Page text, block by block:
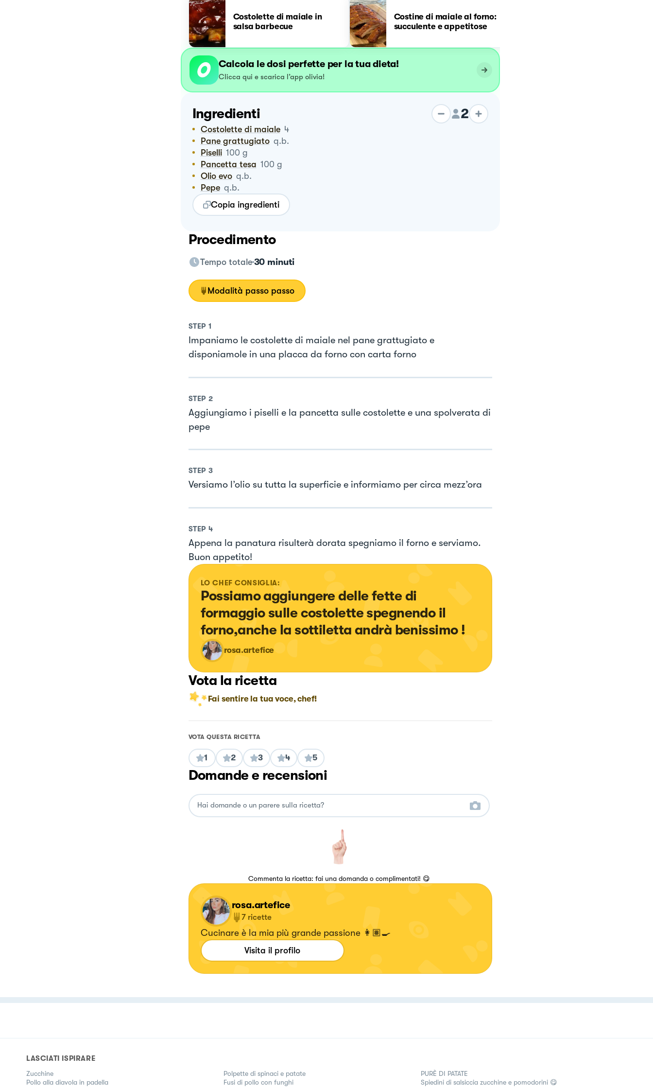
Costolette di maiale in
salsa barbecue
Costine di maiale al forno:
succulente e appetitose
Calcola le dosi perfette per la tua dieta!
Clicca qui e scarica l’app olivia!
Ingredienti 2
Costolette di maiale 4
Pane grattugiato q.b.
Piselli 100 g
Pancetta tesa 100 g
Olio evo q.b.
Pepe q.b.
Copia ingredienti
Procedimento
Tempo totale 30 minuti
Modalità passo passo
STEP 1
Impaniamo le costolette di maiale nel pane grattugiato e
disponiamole in una placca da forno con carta forno
STEP 2
Aggiungiamo i piselli e la pancetta sulle costolette e una spolverata di
pepe
STEP 3
Versiamo l’olio su tutta la superficie e informiamo per circa mezz’ora
STEP 4
Appena la panatura risulterà dorata spegniamo il forno e serviamo.
Buon appetito!
LO CHEF CONSIGLIA:
Possiamo aggiungere delle fette di
formaggio sulle costolette spegnendo il
forno,anche la sottiletta andrà benissimo !
rosa.artefice
Vota la ricetta
Fai sentire la tua voce, chef!
VOTA QUESTA RICETTA
1 2 3 4 5
Domande e recensioni
Commenta la ricetta: fai una domanda o complimentati! 😋
rosa.artefice
7 ricette
Cucinare è la mia più grande passione 👩🏽‍🍳
Visita il profilo
LASCIATI ISPIRARE
Zucchine
Pollo alla diavola in padella
Polpette di spinaci e patate
Fusi di pollo con funghi
PURÈ DI PATATE
Spiedini di salsiccia zucchine e pomodorini 😋